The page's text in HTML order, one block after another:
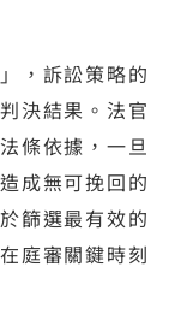
，訴訟策略的
決結果。法官
條依據，一旦
成無可挽回的
篩選最有效的
庭審關鍵時刻